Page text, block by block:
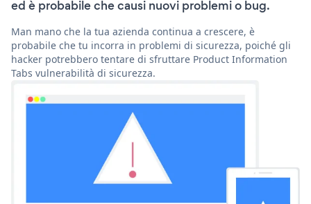
ed è probabile che causi nuovi problemi o bug.
Man mano che la tua azienda continua a crescere, è
probabile che tu incorra in problemi di sicurezza, poiché gli
hacker potrebbero tentare di sfruttare Product Information
Tabs vulnerabilità di sicurezza.